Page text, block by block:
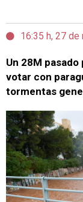
16:35 h, 27
Un 28M
votar con
tormentas